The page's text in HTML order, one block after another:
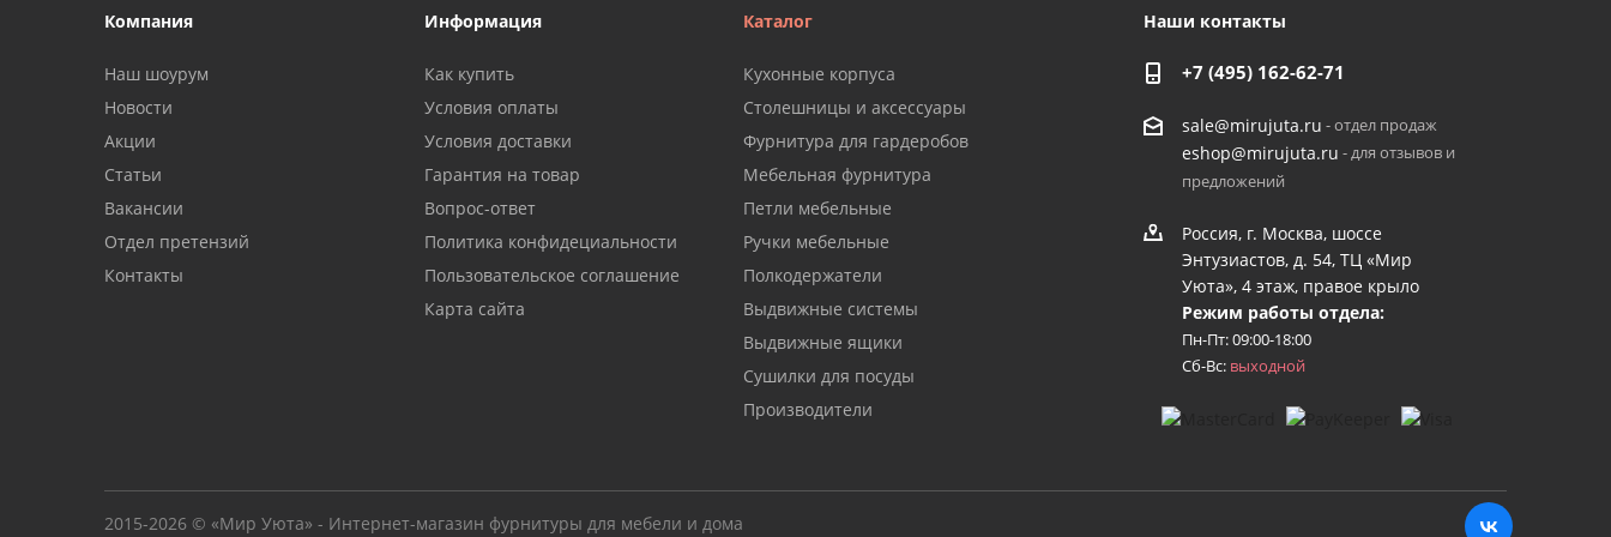
Компания
Наш шоурум
Новости
Акции
Статьи
Вакансии
Отдел претензий
Контакты
Информация
Как купить
Условия оплаты
Условия доставки
Гарантия на товар
Вопрос-ответ
Политика конфидециальности
Пользовательское соглашение
Карта сайта
Каталог
Кухонные корпуса
Столешницы и аксессуары
Фурнитура для гардеробов
Мебельная фурнитура
Петли мебельные
Ручки мебельные
Полкодержатели
Выдвижные системы
Выдвижные ящики
Сушилки для посуды
Производители
Наши контакты
+7 (495) 162-62-71
sale@mirujuta.ru - отдел продаж
eshop@mirujuta.ru - для отзывов и
предложений
Россия, г. Москва, шоссе
Энтузиастов, д. 54, ТЦ «Мир
Уюта», 4 этаж, правое крыло
Режим работы отдела:
Пн-Пт: 09:00-18:00
Сб-Вс: выходной
2015-2026 © «Мир Уюта» - Интернет-магазин фурнитуры для мебели и дома